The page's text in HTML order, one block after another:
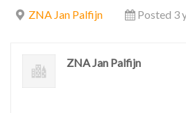
ZNA Jan Palfijn Posted 3
ZNA Jan Palfijn